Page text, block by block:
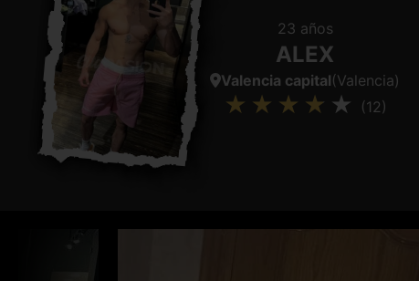
23 años
ALEX
Valencia capital(Valencia)
(12)